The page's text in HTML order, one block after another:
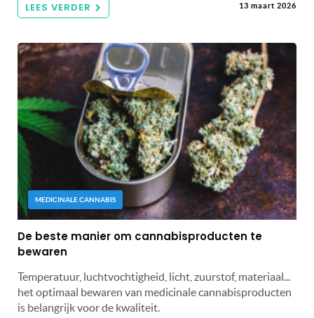
LEES VERDER 13 maart 2026
MEDICINALE CANNABIS
De beste manier om cannabisproducten te
bewaren
Temperatuur, luchtvochtigheid, licht, zuurstof, materiaal...
het optimaal bewaren van medicinale cannabisproducten
is belangrijk voor de kwaliteit.